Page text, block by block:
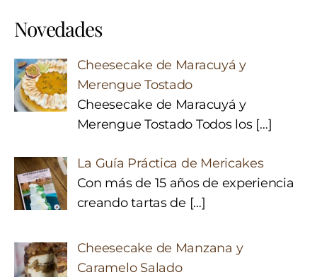
Novedades
Cheesecake de Maracuyá y
Merengue Tostado
Cheesecake de Maracuyá y
Merengue Tostado Todos los […]
La Guía Práctica de Mericakes
Con más de 15 años de experiencia
creando tartas de […]
Cheesecake de Manzana y
Caramelo Salado